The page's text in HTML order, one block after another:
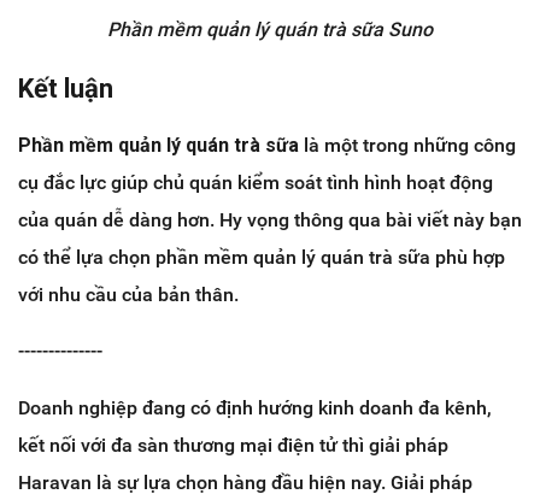
Phần mềm quản lý quán trà sữa Suno
Kết luận
Phần mềm quản lý quán trà sữa là một trong những công
cụ đắc lực giúp chủ quán kiểm soát tình hình hoạt động
của quán dễ dàng hơn. Hy vọng thông qua bài viết này bạn
có thể lựa chọn phần mềm quản lý quán trà sữa phù hợp
với nhu cầu của bản thân.
--------------
Doanh nghiệp đang có định hướng kinh doanh đa kênh,
kết nối với đa sàn thương mại điện tử thì giải pháp
Haravan là sự lựa chọn hàng đầu hiện nay. Giải pháp